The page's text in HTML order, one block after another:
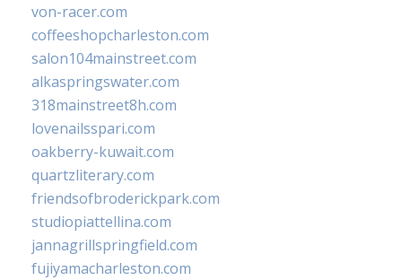
von-racer.com
coffeeshopcharleston.com
salon104mainstreet.com
alkaspringswater.com
318mainstreet8h.com
lovenailsspari.com
oakberry-kuwait.com
quartzliterary.com
friendsofbroderickpark.com
studiopiattellina.com
jannagrillspringfield.com
fujiyamacharleston.com